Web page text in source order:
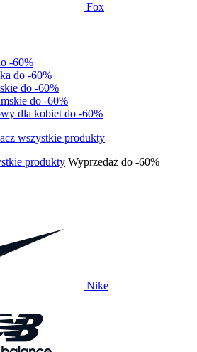
Fox
-60%
do -60%
do -60%
do -60%
dla kobiet do -60%
produkty Wyprzedaż do -60%
Nike